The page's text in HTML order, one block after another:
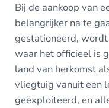
Bij de aankoop van
belangrijker na te
gestationeerd,
waar het officieel is
land van herkomst
vliegtuig vanuit een
geëxploiteerd, en